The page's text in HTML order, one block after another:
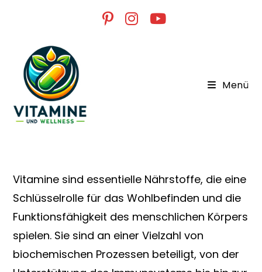
Menü
Vitamine sind essentielle Nährstoffe, die eine
Schlüsselrolle für das Wohlbefinden und die
Funktionsfähigkeit des menschlichen Körpers
spielen. Sie sind an einer Vielzahl von
biochemischen Prozessen beteiligt, von der